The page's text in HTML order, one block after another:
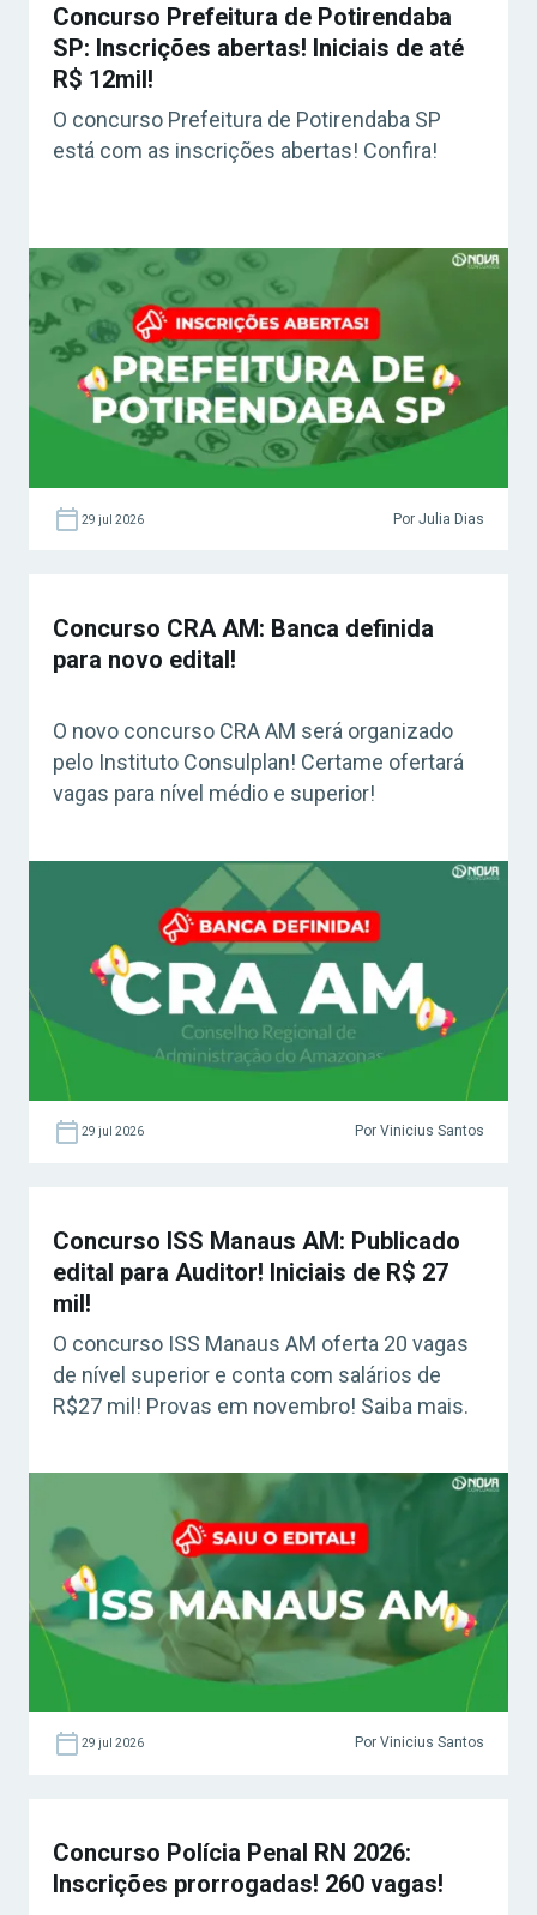
Concurso Prefeitura de Potirendaba
SP: Inscrições abertas! Iniciais de até
R$ 12mil!
O concurso Prefeitura de Potirendaba SP
está com as inscrições abertas! Confira!
29 jul 2026 Por Julia Dias
Concurso CRA AM: Banca definida
para novo edital!
O novo concurso CRA AM será organizado
pelo Instituto Consulplan! Certame ofertará
vagas para nível médio e superior!
29 jul 2026 Por Vinicius Santos
Concurso ISS Manaus AM: Publicado
edital para Auditor! Iniciais de R$ 27
mil!
O concurso ISS Manaus AM oferta 20 vagas
de nível superior e conta com salários de
R$27 mil! Provas em novembro! Saiba mais.
29 jul 2026 Por Vinicius Santos
Concurso Polícia Penal RN 2026:
Inscrições prorrogadas! 260 vagas!